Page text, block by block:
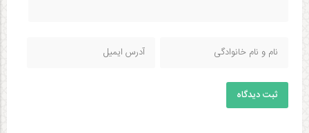
ثبت دیدگاه